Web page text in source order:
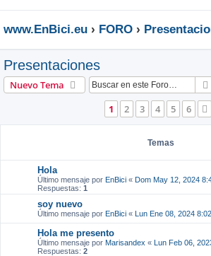
www.EnBici.eu FORO
Presentaciones
Nuevo Tema
1
2 3 4 5 6
Temas
Hola
Último mensaje por EnBici « Dom May 12, 2024
Respuestas: 1
soy nuevo
Último mensaje por EnBici « Lun Ene 08, 2024
Hola me presento
Último mensaje por Marisandex « Lun Feb 06,
Respuestas: 2